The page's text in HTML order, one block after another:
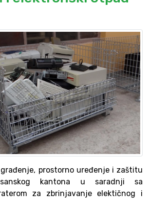
prostorno uređenje i zaštitu
sanskog kantona u saradnji sa
za zbrinjavanje elektičnog i